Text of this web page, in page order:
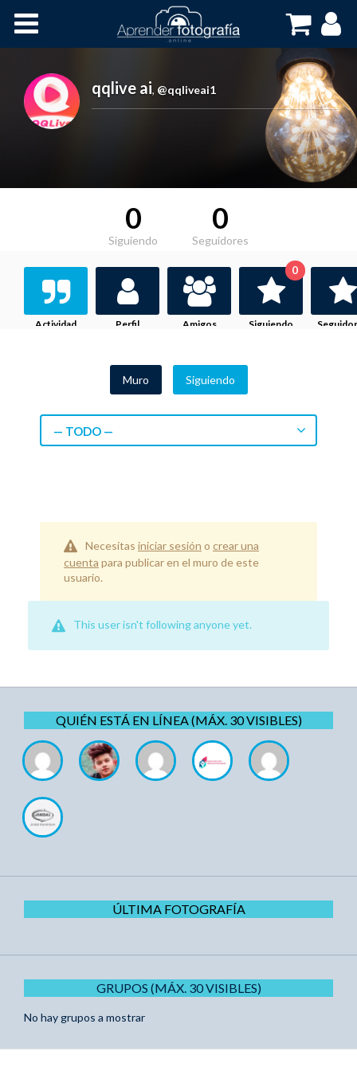
Cursos OnLine
qqlive ai, @qqliveai1
0
Siguiendo
0
Seguidores
Actividad Perfil Amigos Siguiendo
0
Muro Siguiendo
— TODO —
Necesitas iniciar sesión o crear una
cuenta para publicar en el muro de este
usuario.
This user isn't following anyone yet.
QUIÉN ESTÁ EN LÍNEA (MÁX. 30 VISIBLES)
ÚLTIMA FOTOGRAFÍA
GRUPOS (MÁX. 30 VISIBLES)
No hay grupos a mostrar